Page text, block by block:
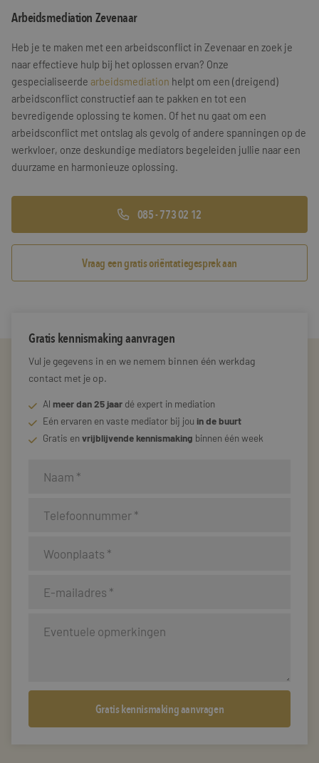
Training & Leiderschap
Referenties
Blogs
Documenten
Gratis folder
Contact
Arbeidsmediation Zevenaar
Heb je te maken met een arbeidsconflict in Zevenaar en zoek je
naar effectieve hulp bij het oplossen ervan? Onze
gespecialiseerde arbeidsmediation helpt om een (dreigend)
arbeidsconflict constructief aan te pakken en tot een
bevredigende oplossing te komen. Of het nu gaat om een
arbeidsconflict met ontslag als gevolg of andere spanningen op de
werkvloer, onze deskundige mediators begeleiden jullie naar een
duurzame en harmonieuze oplossing.
085 - 773 02 12
Vraag een gratis oriëntatiegesprek aan
Gratis kennismaking aanvragen
Vul je gegevens in en we nemem binnen één werkdag
contact met je op.
Al meer dan 25 jaar dé expert in mediation
Eén ervaren en vaste mediator bij jou in de buurt
Gratis envrijblijvende kennismaking binnen één week